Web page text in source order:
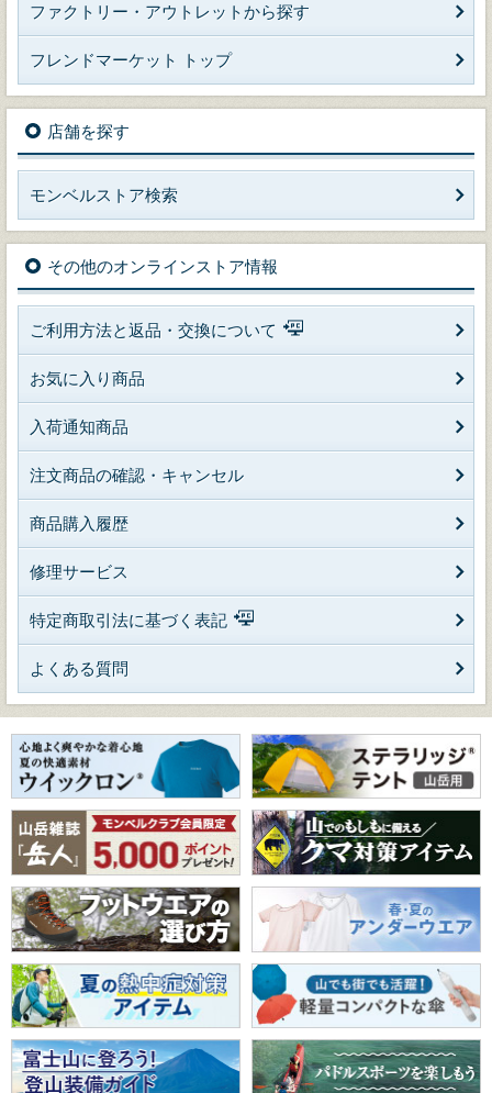
ファクトリー・アウトレットから探す
フレンドマーケット トップ
店舗を探す
モンベルストア検索
その他のオンラインストア情報
ご利用方法と返品・交換について
お気に入り商品
入荷通知商品
注文商品の確認・キャンセル
商品購入履歴
修理サービス
特定商取引法に基づく表記
よくある質問